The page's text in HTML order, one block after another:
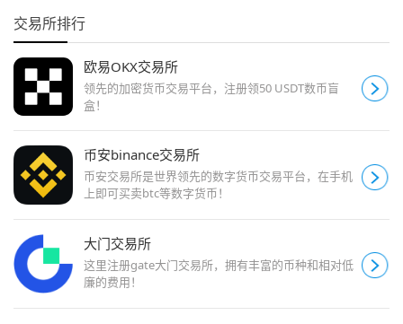
交易所排行
欧易OKX交易所
领先的加密货币交易平台，注册领50 USDT数币盲
盒！
币安binance交易所
币安交易所是世界领先的数字货币交易平台，在手机
上即可买卖btc等数字货币！
大门交易所
这里注册gate大门交易所，拥有丰富的币种和相对低
廉的费用！